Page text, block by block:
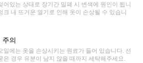
어있는 상태로 장기간 밀폐 시 변색에 원인이 됩니
크 내 뜨거운 열기로 인해 옷이 손상될 수 있습니
주의
일에는 옷을 손상시키는 원료가 들어 있습니다. 선
은 경우 유분이 남지 않을 때까지 세탁해주세요.